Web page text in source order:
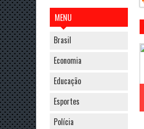
MENU
Brasil
Economia
Educação
Esportes
Polícia